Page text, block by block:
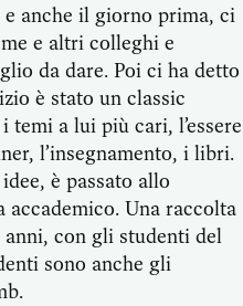
anche il giorno prima, ci
e altri colleghi e
da dare. Poi ci ha detto
è stato un classic
temi a lui più cari, l’essere
l’insegnamento, i libri.
è passato allo
accademico. Una raccolta
con gli studenti del
sono anche gli